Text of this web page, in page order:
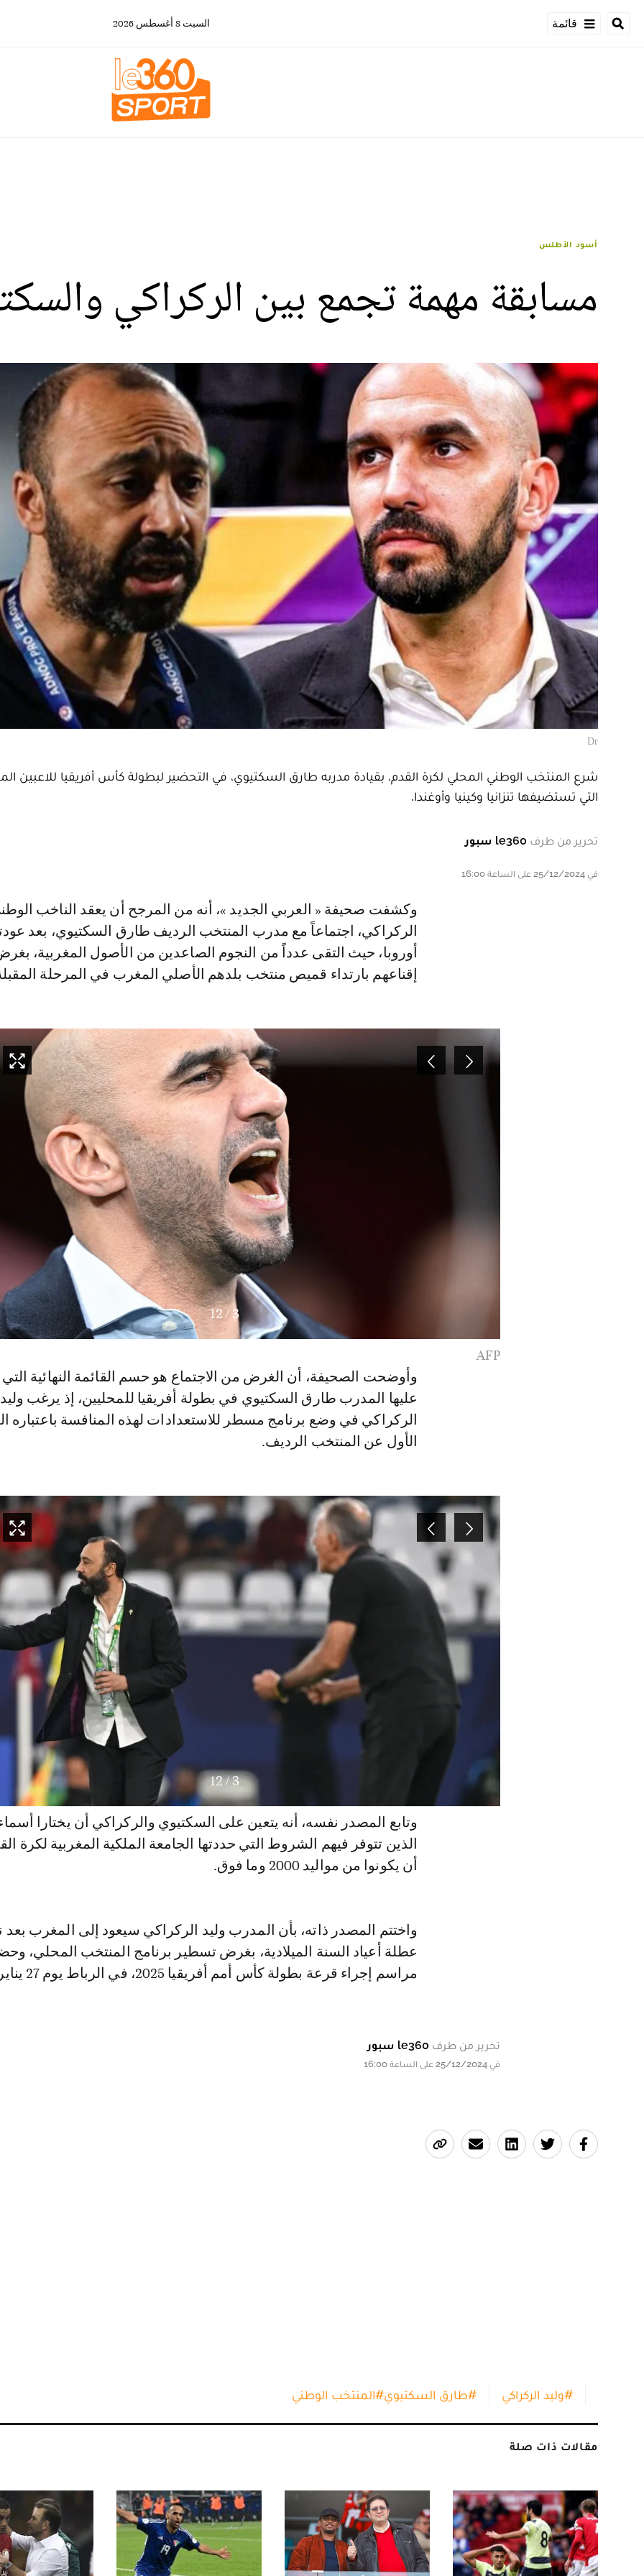
قائمة السبت 8 أغسطس 2026
أسود الأطلس
مسابقة مهمة تجمع بين الركراكي
Dr
شرع المنتخب الوطني المحلي لكرة القدم، بقيادة مدربه طارق السكتيوي، في التحضير لبطولة كأس أفريقيا للاعبين
التي تستضيفها تنزانيا وكينيا وأوغندا.
تحرير من طرف le360 سبور
في 25/12/2024 على الساعة 16:00
وكشفت صحيفة « العربي الجديد »، أنه من المرجح أن يعقد الناخب الوطني وليد
الركراكي، اجتماعاً مع مدرب المنتخب الرديف طارق السكتيوي، بعد
أوروبا، حيث التقى عدداً من النجوم الصاعدين من الأصول المغربية،
إقناعهم بارتداء قميص منتخب بلدهم الأصلي المغرب في المرحلة
3
/
12
AFP
وأوضحت الصحيفة، أن الغرض من الاجتماع هو حسم القائمة النهائية
عليها المدرب طارق السكتيوي في بطولة أفريقيا للمحليين، إذ يرغب وليد
الركراكي في وضع برنامج مسطر للاستعدادات لهذه المنافسة باعتباره
الأول عن المنتخب الرديف.
3
/
12
وتابع المصدر نفسه، أنه يتعين على السكتيوي والركراكي أن يختارا أسماء
الذين تتوفر فيهم الشروط التي حددتها الجامعة الملكية المغربية لكرة
أن يكونوا من مواليد 2000 وما فوق.
واختتم المصدر ذاته، بأن المدرب وليد الركراكي سيعود إلى المغرب بعد
عطلة أعياد السنة الميلادية، بغرض تسطير برنامج المنتخب المحلي،
مراسم إجراء قرعة بطولة كأس أمم أفريقيا 2025، في الرباط يوم 27 يناير المقبل.
تحرير من طرف le360 سبور
في 25/12/2024 على الساعة 16:00
#وليد الركراكي #طارق السكتيوي#المنتخب الوطني
مقالات ذات صلة